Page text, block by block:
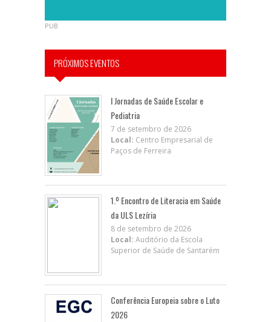
PUB
PRÓXIMOS EVENTOS
I Jornadas de Saúde Escolar e
Pediatria
7 de setembro de 2026
Local: Centro Empresarial de
Paços de Ferreira
1.º Encontro de Literacia em Saúde
da ULS Lezíria
8 de setembro de 2026
Local: Auditório da Escola
Superior de Saúde de Santarém
Conferência Europeia sobre o Luto
2026